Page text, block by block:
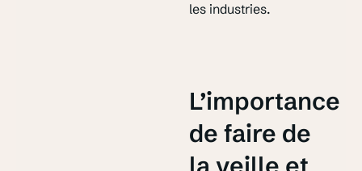
les industries.
L’importance
de faire de